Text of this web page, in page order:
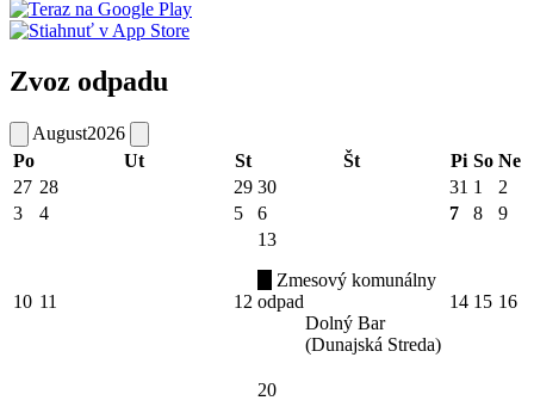
Zvoz odpadu
August2026
Po
Ut St Št Pi So Ne
27 28 29 30 31 1
2
3
4 5 6 7 8 9
10 11 12
13
Zmesový komunálny
odpad
Dolný Bar
(Dunajská Streda)
14 15 16
20